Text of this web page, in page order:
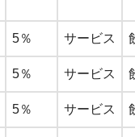
5％ サービス
5％ サービス
5％ サービス